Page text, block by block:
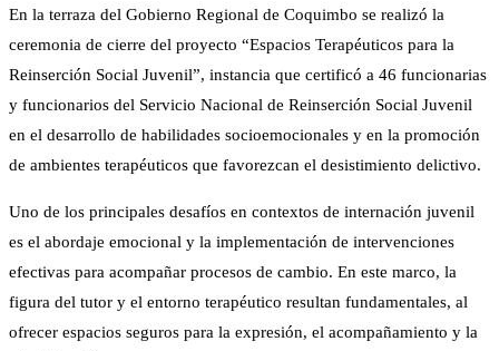
En la terraza del Gobierno Regional de Coquimbo se realizó la
ceremonia de cierre del proyecto “Espacios Terapéuticos para la
Reinserción Social Juvenil”, instancia que certificó a 46 funcionarias
y funcionarios del Servicio Nacional de Reinserción Social Juvenil
en el desarrollo de habilidades socioemocionales y en la promoción
de ambientes terapéuticos que favorezcan el desistimiento delictivo.
Uno de los principales desafíos en contextos de internación juvenil
es el abordaje emocional y la implementación de intervenciones
efectivas para acompañar procesos de cambio. En este marco, la
figura del tutor y el entorno terapéutico resultan fundamentales, al
ofrecer espacios seguros para la expresión, el acompañamiento y la